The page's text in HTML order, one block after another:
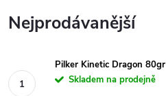
Nejprodávanější
Pilker Kinetic Dragon 80gr
Skladem na prodejně